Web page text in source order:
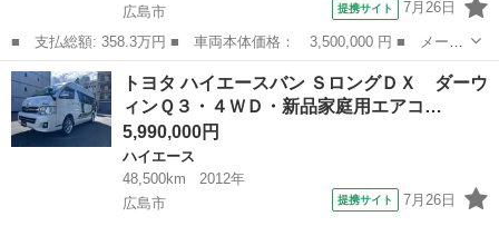
広島市
提携サイト 7月26日
■ 支払総額: 358.3万円 ■ 車両本体価格： 3,500,000 円 ■ メーカ
ー名： トヨタ ■ 車種名： ハイエースバン ■ グレード名： ス
ーパーＧＬ ダークプライムＩＩ 両側スライドドア ＴＶナビ バ
ックカメ...
広島 広島市 ハイエース
トヨタ ハイエースバン ＳロングＤＸ ダーウ
ィンＱ３・４ＷＤ・新品家庭用エアコ…
5,990,000円
ハイエース
48,500km
2012年
広島市
提携サイト 7月26日